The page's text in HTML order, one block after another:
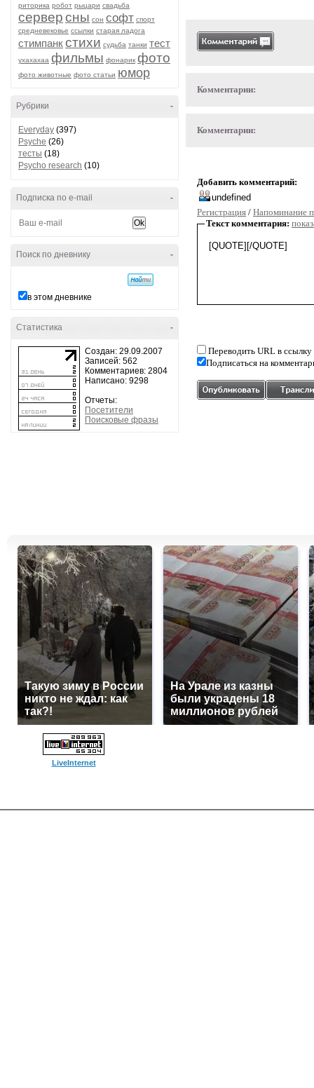
риторика робот рыцари свадьба
серверсны сон софт спорт
средневековье ссылки старая ладога
стимпанкстихи судьба танки тест
ухахахаа фильмы фонарик фото
фото животные фото статьи юмор
-
Рубрики
Everyday (397)
Psyche (26)
тесты (18)
Psycho research (10)
-
Подписка по e-mail
-
Поиск по дневнику
в этом дневнике
-
Статистика
Создан: 29.09.2007
Записей: 562
Комментариев: 2804
Написано: 9298
Отчеты:
Посетители
Поисковые фразы
Комментарии:
Комментарии:
Добавить комментарий:
Регистрация / Напоминание
Текст комментария:
Переводить URL в ссылку
Подписаться на
Такую зиму в России
никто не ждал: как
так?!
На Урале из казны
были украдены 18
миллионов рублей
LiveInternet